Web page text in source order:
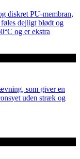
diskret PU-membran,
dejligt blødt og
og er ekstra
som giver en
uden stræk og